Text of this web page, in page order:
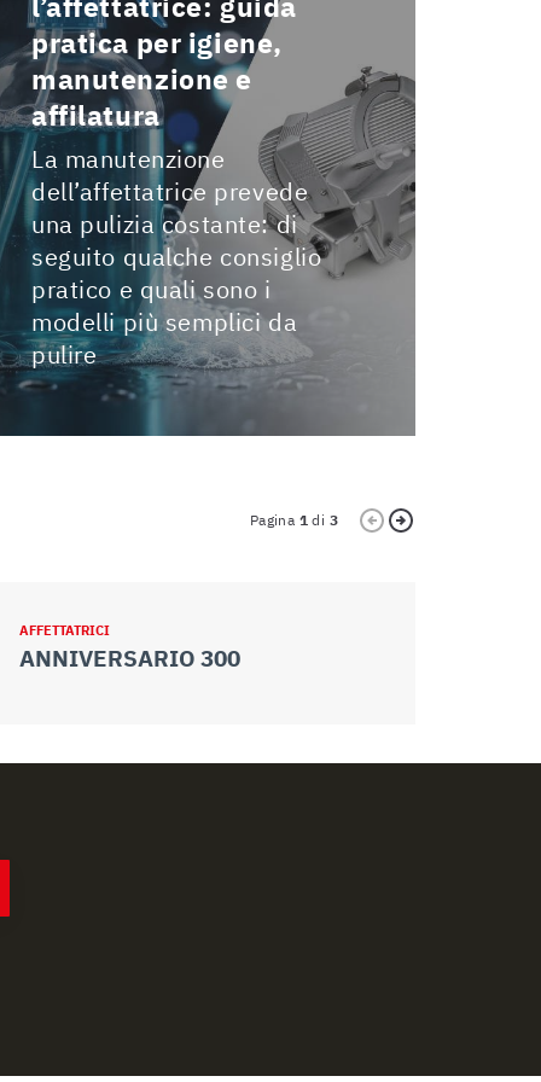
pratica per igiene,
manutenzione e
affilatura
La manutenzione
dell’affettatrice prevede
una pulizia costante: di
seguito qualche consiglio
pratico e quali sono i
modelli più semplici da
pulire
Pagina 1di 3
AFFETTATRICI
ANNIVERSARIO 300